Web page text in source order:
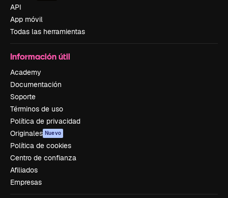
API
App móvil
Todas las herramientas
Información útil
Academy
Documentación
Soporte
Términos de uso
Política de privacidad
Originales Nuevo
Política de cookies
Centro de confianza
Afiliados
Empresas